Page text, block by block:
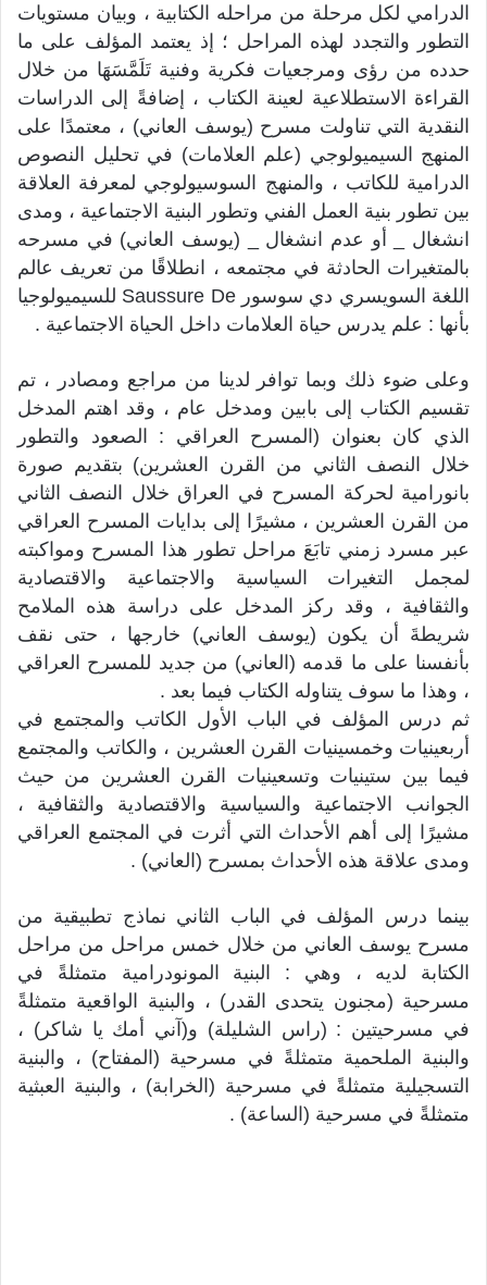
الدرامي لكل مرحلة من مراحله الكتابية ، وبيان مستويات
التطور والتجدد لهذه المراحل ؛ إذ يعتمد المؤلف على ما
حدده من رؤى ومرجعيات فكرية وفنية تَلَمَّسَهَا من خلال
القراءة الاستطلاعية لعينة الكتاب ، إضافةً إلى الدراسات
النقدية التي تناولت مسرح (يوسف العاني) ، معتمدًا على
المنهج السيميولوجي (علم العلامات) في تحليل النصوص
الدرامية للكاتب ، والمنهج السوسيولوجي لمعرفة العلاقة
بين تطور بنية العمل الفني وتطور البنية الاجتماعية ، ومدى
انشغال _ أو عدم انشغال _ (يوسف العاني) في مسرحه
بالمتغيرات الحادثة في مجتمعه ، انطلاقًا من تعريف عالم
اللغة السويسري دي سوسور Saussure De للسيميولوجيا
بأنها : علم يدرس حياة العلامات داخل الحياة الاجتماعية .
وعلى ضوء ذلك وبما توافر لدينا من مراجع ومصادر ، تم
تقسيم الكتاب إلى بابين ومدخل عام ، وقد اهتم المدخل
الذي كان بعنوان (المسرح العراقي : الصعود والتطور
خلال النصف الثاني من القرن العشرين) بتقديم صورة
بانورامية لحركة المسرح في العراق خلال النصف الثاني
من القرن العشرين ، مشيرًا إلى بدايات المسرح العراقي
عبر مسرد زمني تابَعَ مراحل تطور هذا المسرح ومواكبته
لمجمل التغيرات السياسية والاجتماعية والاقتصادية
والثقافية ، وقد ركز المدخل على دراسة هذه الملامح
شريطةَ أن يكون (يوسف العاني) خارجها ، حتى نقف
بأنفسنا على ما قدمه (العاني) من جديد للمسرح العراقي
، وهذا ما سوف يتناوله الكتاب فيما بعد .
ثم درس المؤلف في الباب الأول الكاتب والمجتمع في
أربعينيات وخمسينيات القرن العشرين ، والكاتب والمجتمع
فيما بين ستينيات وتسعينيات القرن العشرين من حيث
الجوانب الاجتماعية والسياسية والاقتصادية والثقافية ،
مشيرًا إلى أهم الأحداث التي أثرت في المجتمع العراقي
ومدى علاقة هذه الأحداث بمسرح (العاني) .
بينما درس المؤلف في الباب الثاني نماذج تطبيقية من
مسرح يوسف العاني من خلال خمس مراحل من مراحل
الكتابة لديه ، وهي : البنية المونودرامية متمثلةً في
مسرحية (مجنون يتحدى القدر) ، والبنية الواقعية متمثلةً
في مسرحيتين : (راس الشليلة) و(آني أمك يا شاكر) ،
والبنية الملحمية متمثلةً في مسرحية (المفتاح) ، والبنية
التسجيلية متمثلةً في مسرحية (الخرابة) ، والبنية العبثية
متمثلةً في مسرحية (الساعة) .